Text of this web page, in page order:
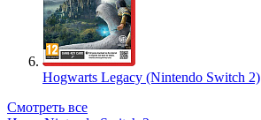
Hogwarts Legacy (Nintendo Switch 2)
Смотреть все